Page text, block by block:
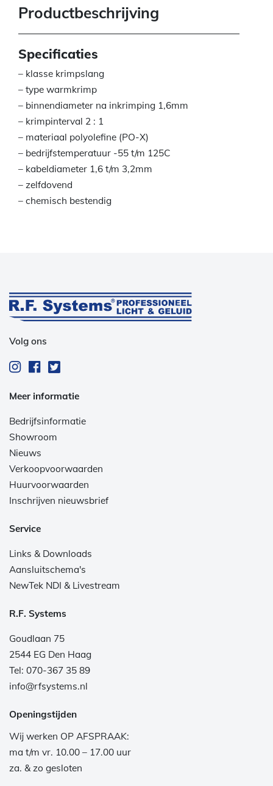
Productbeschrijving
Specificaties
– klasse krimpslang
– type warmkrimp
– binnendiameter na inkrimping 1,6mm
– krimpinterval 2 : 1
– materiaal polyolefine (PO-X)
– bedrijfstemperatuur -55 t/m 125C
– kabeldiameter 1,6 t/m 3,2mm
– zelfdovend
– chemisch bestendig
Volg ons
Meer informatie
Bedrijfsinformatie
Showroom
Nieuws
Verkoopvoorwaarden
Huurvoorwaarden
Inschrijven nieuwsbrief
Service
Links & Downloads
Aansluitschema's
NewTek NDI & Livestream
R.F. Systems
Goudlaan 75
2544 EG Den Haag
Tel: 070-367 35 89
info@rfsystems.nl
Openingstijden
Wij werken OP AFSPRAAK:
ma t/m vr. 10.00 – 17.00 uur
za. & zo gesloten